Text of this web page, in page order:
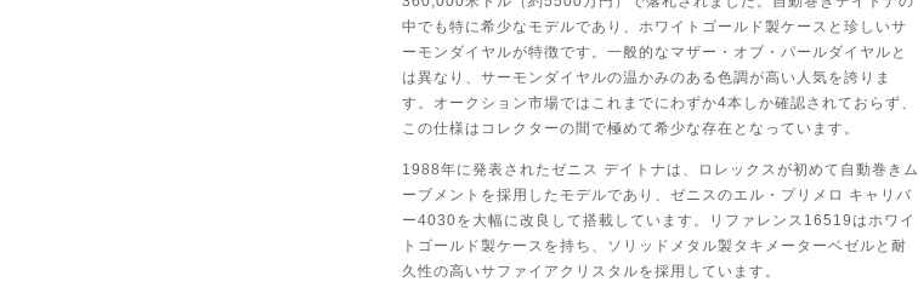
中でも特に希少なモデルであり、ホワイトゴールド製ケースと珍しいサ
ーモンダイヤルが特徴です。一般的なマザー・オブ・パールダイヤルと
は異なり、サーモンダイヤルの温かみのある色調が高い人気を誇りま
す。オークション市場ではこれまでにわずか4本しか確認されておらず、
この仕様はコレクターの間で極めて希少な存在となっています。
1988年に発表されたゼニス デイトナは、ロレックスが初めて自動巻きム
ーブメントを採用したモデルであり、ゼニスのエル・プリメロ キャリバ
ー4030を大幅に改良して搭載しています。リファレンス16519はホワイ
トゴールド製ケースを持ち、ソリッドメタル製タキメーターベゼルと耐
久性の高いサファイアクリスタルを採用しています。